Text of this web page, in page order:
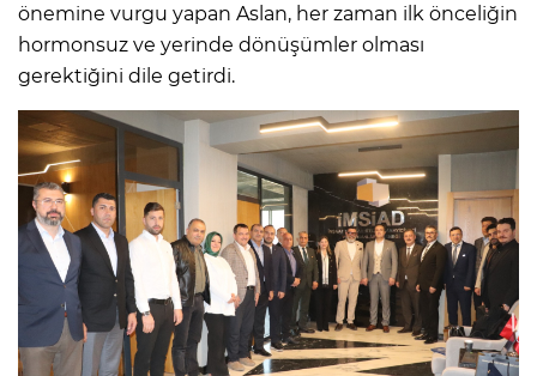
önemine vurgu yapan Aslan, her zaman ilk önceliğin
hormonsuz ve yerinde dönüşümler olması
gerektiğini dile getirdi.